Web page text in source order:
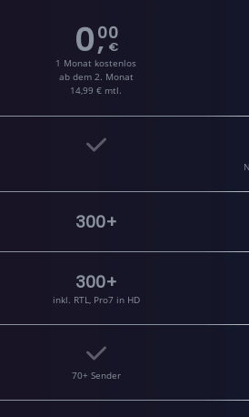
0,
00
€
1 Monat kostenlos
ab dem 2. Monat
14,99 € mtl.
300+
300+
inkl. RTL, Pro7 in HD
70+ Sender